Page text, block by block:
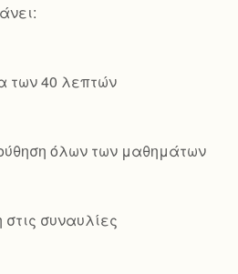
των 40 λεπτών
όλων των μαθημάτων
συναυλίες